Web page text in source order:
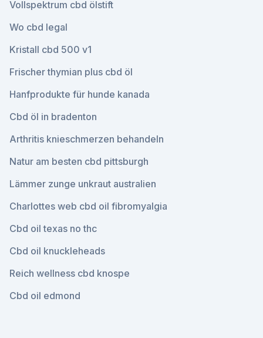
Vollspektrum cbd ölstift
Wo cbd legal
Kristall cbd 500 v1
Frischer thymian plus cbd öl
Hanfprodukte für hunde kanada
Cbd öl in bradenton
Arthritis knieschmerzen behandeln
Natur am besten cbd pittsburgh
Lämmer zunge unkraut australien
Charlottes web cbd oil fibromyalgia
Cbd oil texas no thc
Cbd oil knuckleheads
Reich wellness cbd knospe
Cbd oil edmond